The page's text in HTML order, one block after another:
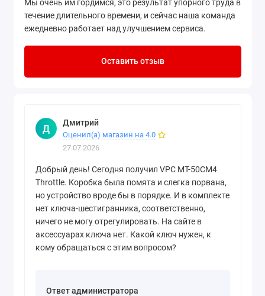
Д Дмитрий
Оценил(а) магазин на 4.0
27.07.2026
Добрый день! Сегодня получил VPC MT-50CM4
Throttle. Коробка была помята и слегка порвана,
но устройство вроде бы в порядке. И в комплекте
нет ключа-шестигранника, соответственно,
ничего не могу отрегулировать. На сайте в
аксессуарах ключа нет. Какой ключ нужен, к
кому обращаться с этим вопросом?
Ответ администратора
Мы очень им гордимся, это результат упорного труда в
течение длительного времени, и сейчас наша команда
ежедневно работает над улучшением сервиса.
Оставить отзыв